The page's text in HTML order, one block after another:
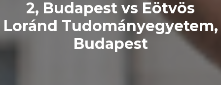
2, Budapest vs Eötvös
Loránd Tudományegyetem,
Budapest